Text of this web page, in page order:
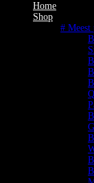
Home
Shop
# Meest